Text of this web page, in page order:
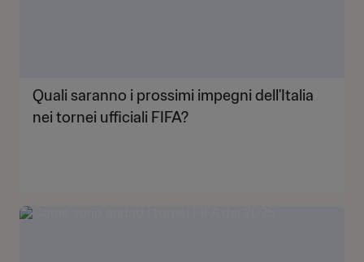
Quali saranno i prossimi impegni dell'Italia
nei tornei ufficiali FIFA?